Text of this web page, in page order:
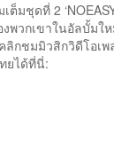
มชุดที่ 2
พวกเขาในอัลบั้มใ
ลิกชมมิวสิกวิดีโอเพ
ยได้ที่นี่: